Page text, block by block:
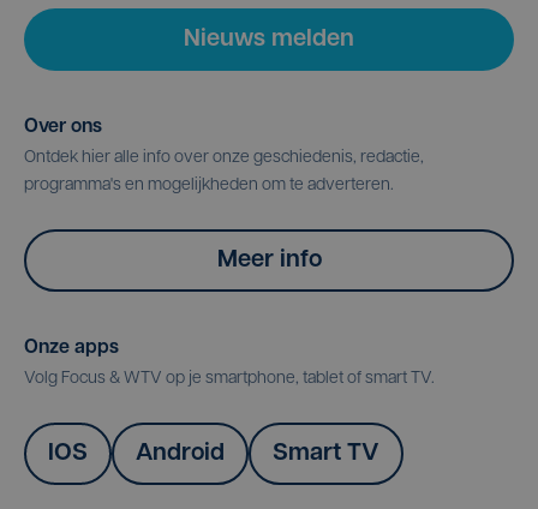
Nieuws melden
Over ons
Ontdek hier alle info over onze geschiedenis, redactie,
programma's en mogelijkheden om te adverteren.
Meer info
Onze apps
Volg Focus & WTV op je smartphone, tablet of smart TV.
IOS Android Smart TV